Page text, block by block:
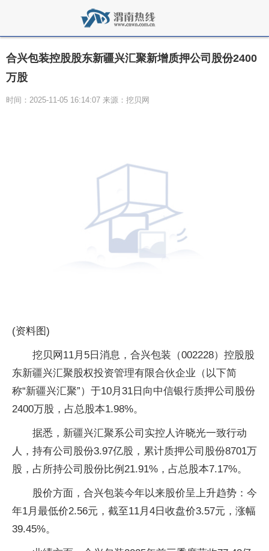
合兴包装控股股东新疆兴汇聚新增质押公司股份2400
万股
时间：2025-11-05 16:14:07 来源：挖贝网
(资料图)
挖贝网11月5日消息，合兴包装（002228）控股股
东新疆兴汇聚股权投资管理有限合伙企业（以下简
称“新疆兴汇聚”）于10月31日向中信银行质押公司股份
2400万股，占总股本1.98%。
据悉，新疆兴汇聚系公司实控人许晓光一致行动
人，持有公司股份3.97亿股，累计质押公司股份8701万
股，占所持公司股份比例21.91%，占总股本7.17%。
股价方面，合兴包装今年以来股价呈上升趋势：今
年1月最低价2.56元，截至11月4日收盘价3.57元，涨幅
39.45%。